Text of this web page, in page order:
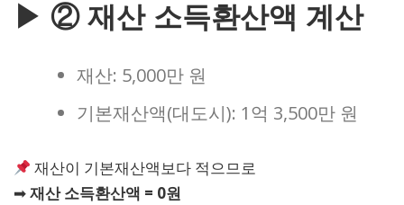
▶ ② 재산 소득환산액 계산
재산: 5,000만 원
기본재산액(대도시): 1억 3,500만 원
재산이 기본재산액보다 적으므로
➡재산 소득환산액 = 0원